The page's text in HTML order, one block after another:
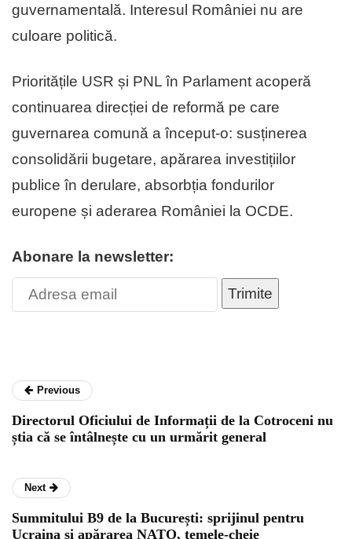
guvernamentală. Interesul României nu are
culoare politică.
Prioritățile USR și PNL în Parlament acoperă
continuarea direcției de reformă pe care
guvernarea comună a început-o: susținerea
consolidării bugetare, apărarea investițiilor
publice în derulare, absorbția fondurilor
europene și aderarea României la OCDE.
Abonare la newsletter:
Trimite
Previous
Directorul Oficiului de Informații de la Cotroceni nu
știa că se întâlnește cu un urmărit general
Next
Summitului B9 de la București: sprijinul pentru
Ucraina și apărarea NATO, temele-cheie